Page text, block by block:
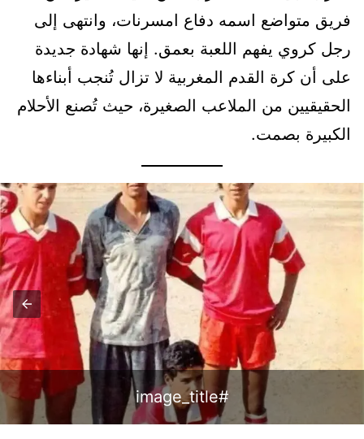
فريق متواضع اسمه دفاع امسرنات، وانتهى إلى
رجل كروي يفهم اللعبة بعمق. إنها شهادة جديدة
على أن كرة القدم المغربية لا تزال تُنجب أبناءها
الحقيقيين من الملاعب الصغيرة، حيث تُصنع الأحلام
الكبيرة بصمت.
#image_title